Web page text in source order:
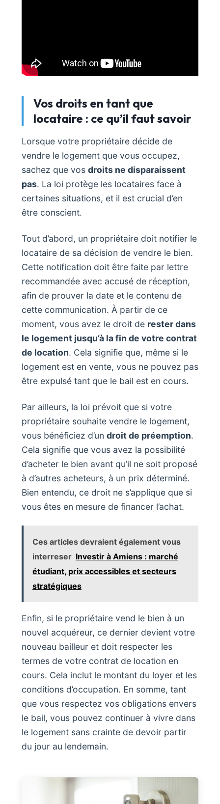
Vos droits en tant que
locataire : ce qu’il faut savoir
Lorsque votre propriétaire décide de
vendre le logement que vous occupez,
sachez que vos droits ne disparaissent
pas. La loi protège les locataires face à
certaines situations, et il est crucial d’en
être conscient.
Tout d’abord, un propriétaire doit notifier le
locataire de sa décision de vendre le bien.
Cette notification doit être faite par lettre
recommandée avec accusé de réception,
afin de prouver la date et le contenu de
cette communication. À partir de ce
moment, vous avez le droit de rester dans
le logement jusqu’à la fin de votre contrat
de location. Cela signifie que, même si le
logement est en vente, vous ne pouvez pas
être expulsé tant que le bail est en cours.
Par ailleurs, la loi prévoit que si votre
propriétaire souhaite vendre le logement,
vous bénéficiez d’un droit de préemption.
Cela signifie que vous avez la possibilité
d’acheter le bien avant qu’il ne soit proposé
à d’autres acheteurs, à un prix déterminé.
Bien entendu, ce droit ne s’applique que si
vous êtes en mesure de financer l’achat.
Ces articles devraient également vous
interreser Investir à Amiens : marché
étudiant, prix accessibles et secteurs
stratégiques
Enfin, si le propriétaire vend le bien à un
nouvel acquéreur, ce dernier devient votre
nouveau bailleur et doit respecter les
termes de votre contrat de location en
cours. Cela inclut le montant du loyer et les
conditions d’occupation. En somme, tant
que vous respectez vos obligations envers
le bail, vous pouvez continuer à vivre dans
le logement sans crainte de devoir partir
du jour au lendemain.